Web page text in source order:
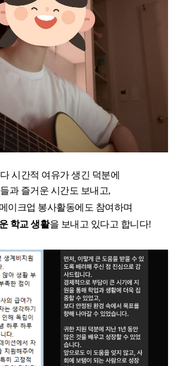
시간적 여유가 생긴 덕분에
과 즐거운 시간도 보내고,
이크업 봉사활동에도 참여하며
학교 생활을 보내고 있다고 합니다!